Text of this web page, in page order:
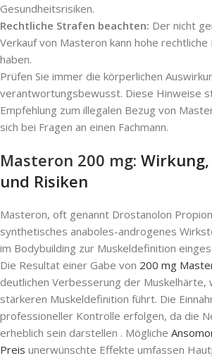
Gesundheitsrisiken.
Rechtliche Strafen beachten: Der nicht
Verkauf von Masteron kann hohe rechtliche
haben.
Prüfen Sie immer die körperlichen
verantwortungsbewusst. Diese Hinweise
Empfehlung zum illegalen Bezug von
sich bei Fragen an einen Fachmann.
Masteron 200 mg:
und Risiken
Masteron, oft genannt Drostanolon
synthetisches anaboles-androgenes
im Bodybuilding zur Muskeldefinition
Die Resultat einer Gabe von 200 mg
deutlichen Verbesserung der Muskelhärte,
stärkeren Muskeldefinition führt. Die
professioneller Kontrolle erfolgen, da die
erheblich sein darstellen . Mögliche
Preis unerwünschte Effekte umfassen